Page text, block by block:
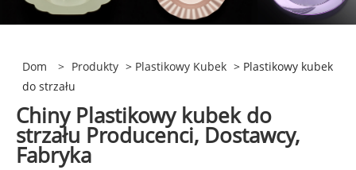
Dom > Produkty > Plastikowy Kubek > Plastikowy kubek
do strzału
Chiny Plastikowy kubek do
strzału Producenci, Dostawcy,
Fabryka